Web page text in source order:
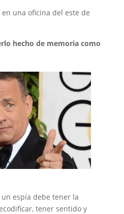
una oficina del este de
hecho de memoria como
espía debe tener la
tener sentido y